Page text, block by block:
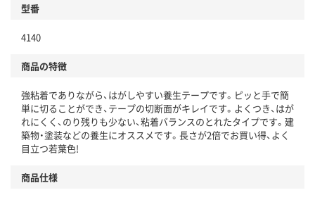
仕組
この商品の環境配慮ポイントです。下記商品詳細「
アスクル商品環境スコア詳細／加点項目
」で確認できます。
型番
4140
商品の特徴
強粘着でありながら、はがしやすい養生テープです。ピッと手で簡
単に切ることができ、テープの切断面がキレイです。よくつき、はが
れにくく、のり残りも少ない、粘着バランスのとれたタイプです。建
築物・塗装などの養生にオススメです。長さが2倍でお買い得、よく
目立つ若葉色!
商品仕様